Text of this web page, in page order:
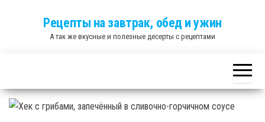
Рецепты на завтрак, обед и ужин
А так же вкусные и полезные десерты с рецептами